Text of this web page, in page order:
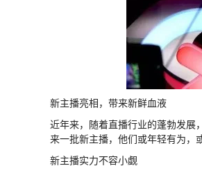
新主播亮相，带来新鲜血液
近年来，随着直播行业的蓬勃发展
来一批新主播，他们或年轻有为，
新主播实力不容小觑